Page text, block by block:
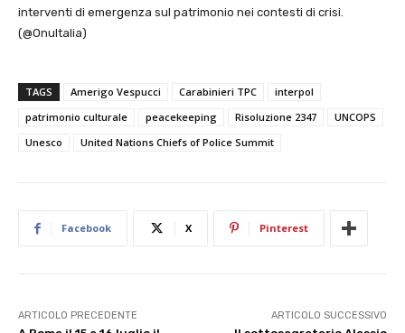
interventi di emergenza sul patrimonio nei contesti di crisi.
(@OnuItalia)
TAGS Amerigo Vespucci Carabinieri TPC
interpol
patrimonio culturale
peacekeeping Risoluzione 2347
UNCOPS
Unesco
United Nations Chiefs of Police Summit
Facebook X Pinterest
ARTICOLO PRECEDENTE ARTICOLO SUCCESSIVO